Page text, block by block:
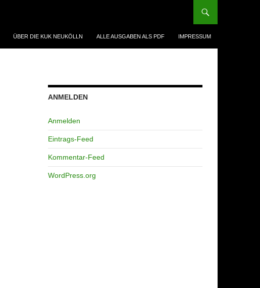
ÜBER DIE KUK NEUKÖLLN ALLE AUSGABEN ALS PDF IMPRESSUM
ANMELDEN
Anmelden
Eintrags-Feed
Kommentar-Feed
WordPress.org